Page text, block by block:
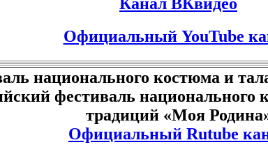
Официальный YouTube
национального костюма и
фестиваль национального
традиций «Моя
Официальный Rutube